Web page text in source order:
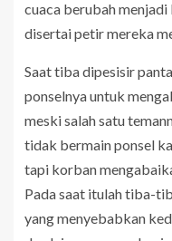
cuaca berubah
disertai petir mereka
Saat tiba dipesisir
ponselnya untuk
meski salah satu
tidak bermain ponsel
tapi korban
Pada saat itulah tiba-
yang menyebabkan